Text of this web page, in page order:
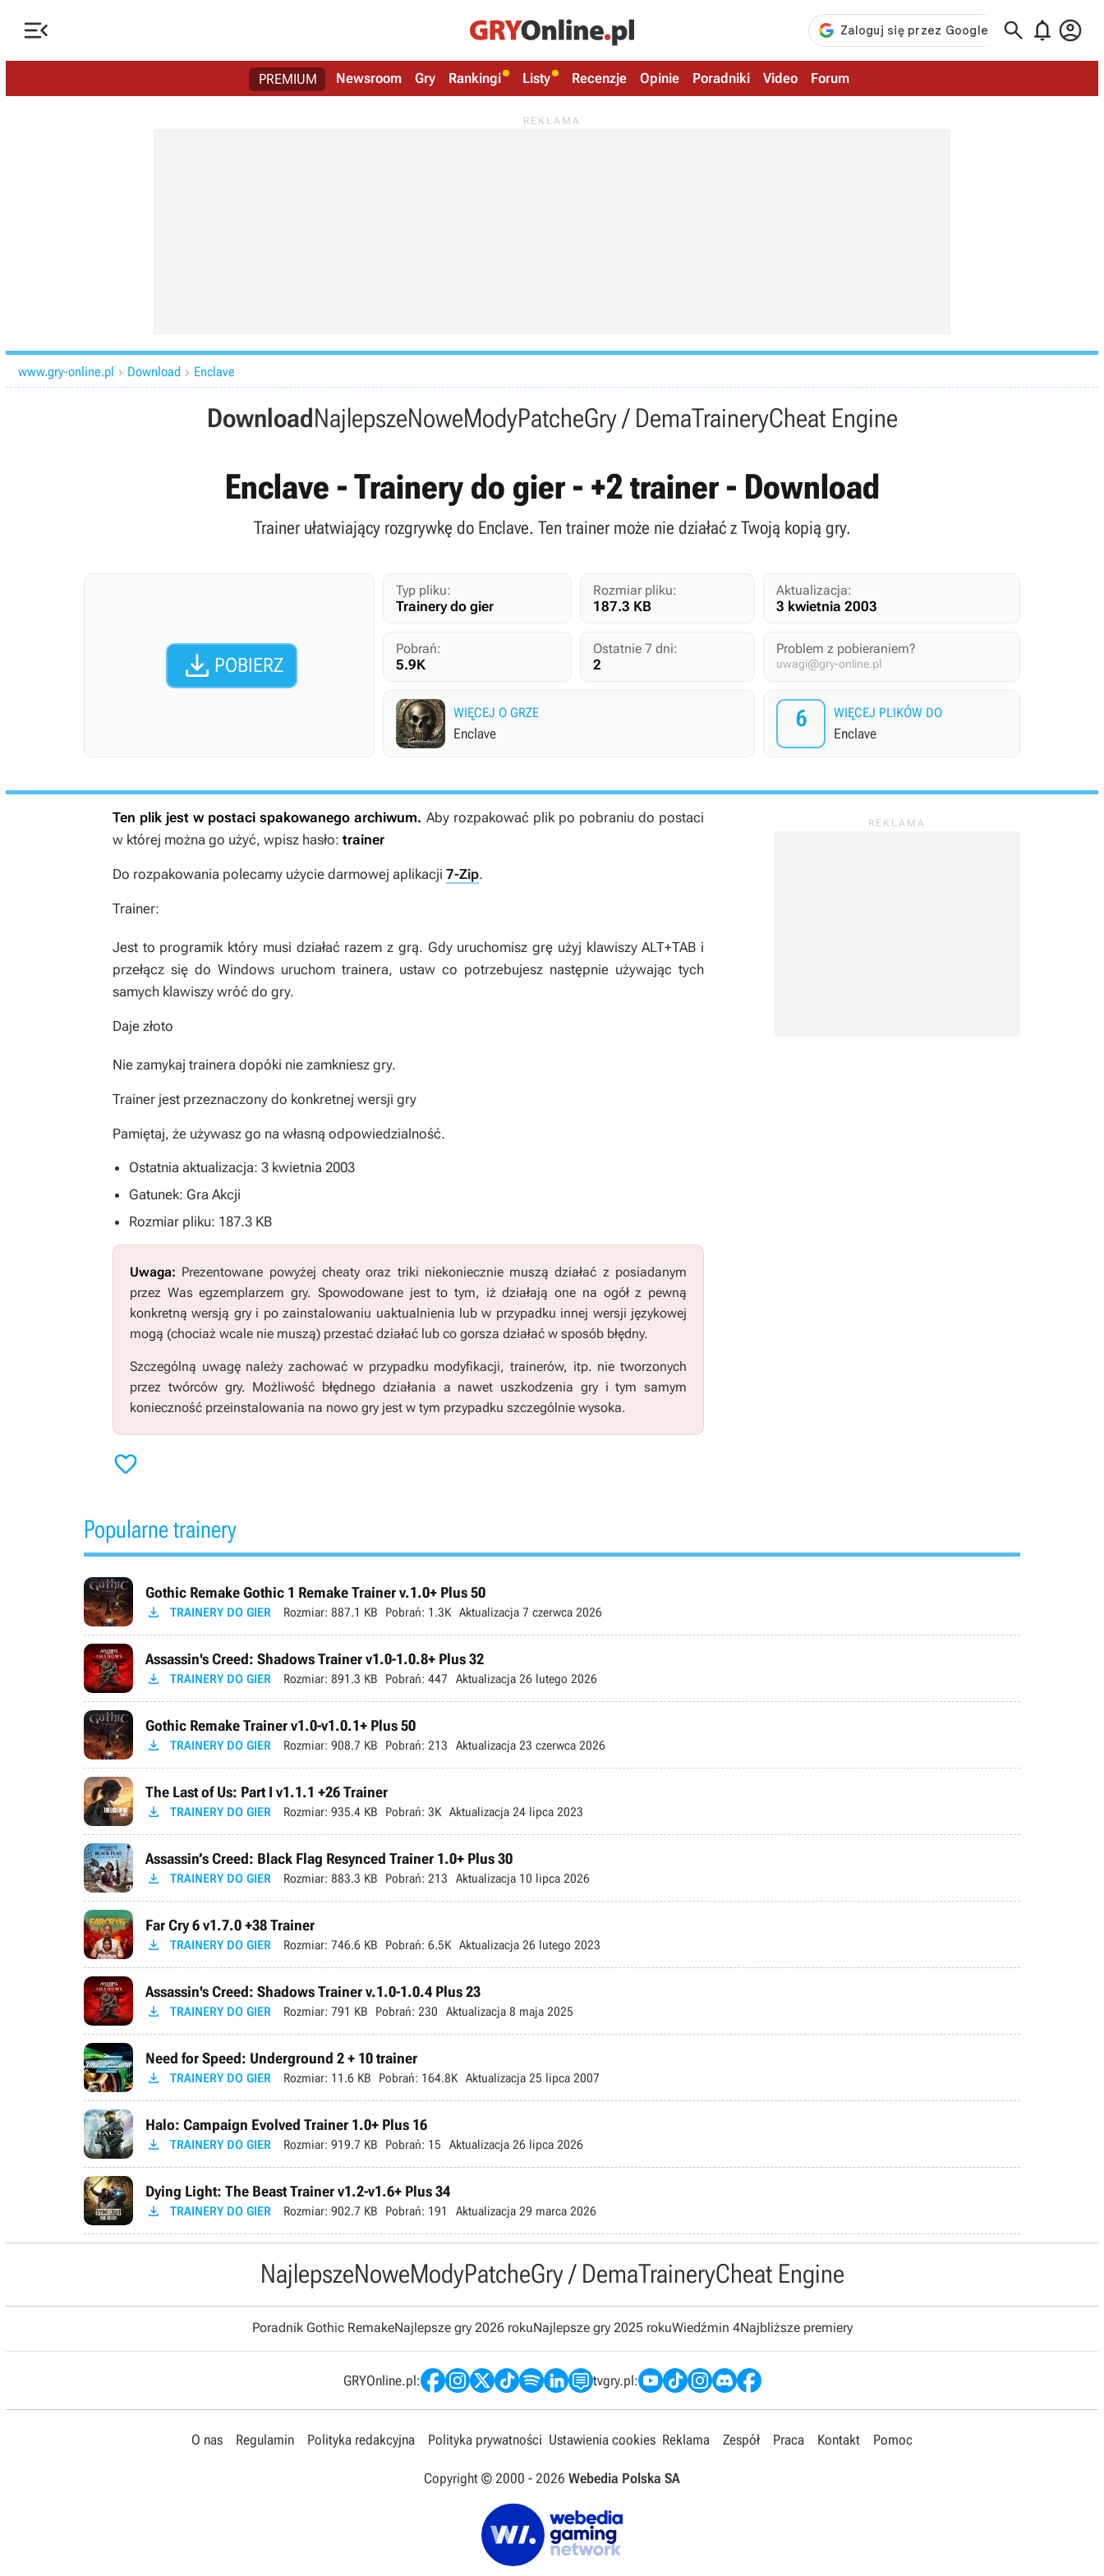
   
PREMIUM Newsroom Gry Rankingi Listy Recenzje Opinie Poradniki Video Forum
www.gry-online.pl  Download  Enclave
DownloadNajlepszeNoweModyPatcheGry / DemaTraineryCheat Engine
Enclave - Trainery do gier - +2 trainer - Download
Trainer ułatwiający rozgrywkę do Enclave. Ten trainer może nie działać z Twoją kopią gry.
 POBIERZ
Typ pliku:
Trainery do gier
Rozmiar pliku:
187.3 KB
Aktualizacja:
3 kwietnia 2003
Pobrań:
5.9K
Ostatnie 7 dni:
2
Problem z pobieraniem?
uwagi@gry-online.pl
WIĘCEJ O GRZE
Enclave
6 WIĘCEJ PLIKÓW DO
Enclave
Ten plik jest w postaci spakowanego archiwum. Aby rozpakować plik po pobraniu do postaci
w której można go użyć, wpisz hasło: trainer
Do rozpakowania polecamy użycie darmowej aplikacji 7-Zip.
Trainer:
Jest to programik który musi działać razem z grą. Gdy uruchomisz grę użyj klawiszy ALT+TAB i
przełącz się do Windows uruchom trainera, ustaw co potrzebujesz następnie używając tych
samych klawiszy wróć do gry.
Daje złoto
Nie zamykaj trainera dopóki nie zamkniesz gry.
Trainer jest przeznaczony do konkretnej wersji gry
Pamiętaj, że używasz go na własną odpowiedzialność.
Ostatnia aktualizacja: 3 kwietnia 2003
Gatunek: Gra Akcji
Rozmiar pliku: 187.3 KB
Uwaga: Prezentowane powyżej cheaty oraz triki niekoniecznie muszą działać z posiadanym
przez Was egzemplarzem gry. Spowodowane jest to tym, iż działają one na ogół z pewną
konkretną wersją gry i po zainstalowaniu uaktualnienia lub w przypadku innej wersji językowej
mogą (chociaż wcale nie muszą) przestać działać lub co gorsza działać w sposób błędny.
Szczególną uwagę należy zachować w przypadku modyfikacji, trainerów, itp. nie tworzonych
przez twórców gry. Możliwość błędnego działania a nawet uszkodzenia gry i tym samym
konieczność przeinstalowania na nowo gry jest w tym przypadku szczególnie wysoka.

Popularne trainery
Gothic Remake Gothic 1 Remake Trainer v.1.0+ Plus 50
 TRAINERY DO GIER Rozmiar: 887.1 KB Pobrań: 1.3K Aktualizacja 7 czerwca 2026
Assassin's Creed: Shadows Trainer v1.0-1.0.8+ Plus 32
 TRAINERY DO GIER Rozmiar: 891.3 KB Pobrań: 447 Aktualizacja 26 lutego 2026
Gothic Remake Trainer v1.0-v1.0.1+ Plus 50
 TRAINERY DO GIER Rozmiar: 908.7 KB Pobrań: 213 Aktualizacja 23 czerwca 2026
The Last of Us: Part I v1.1.1 +26 Trainer
 TRAINERY DO GIER Rozmiar: 935.4 KB Pobrań: 3K Aktualizacja 24 lipca 2023
Assassin’s Creed: Black Flag Resynced Trainer 1.0+ Plus 30
 TRAINERY DO GIER Rozmiar: 883.3 KB Pobrań: 213 Aktualizacja 10 lipca 2026
Far Cry 6 v1.7.0 +38 Trainer
 TRAINERY DO GIER Rozmiar: 746.6 KB Pobrań: 6.5K Aktualizacja 26 lutego 2023
Assassin's Creed: Shadows Trainer v.1.0-1.0.4 Plus 23
 TRAINERY DO GIER Rozmiar: 791 KB Pobrań: 230 Aktualizacja 8 maja 2025
Need for Speed: Underground 2 + 10 trainer
 TRAINERY DO GIER Rozmiar: 11.6 KB Pobrań: 164.8K Aktualizacja 25 lipca 2007
Halo: Campaign Evolved Trainer 1.0+ Plus 16
 TRAINERY DO GIER Rozmiar: 919.7 KB Pobrań: 15 Aktualizacja 26 lipca 2026
Dying Light: The Beast Trainer v1.2-v1.6+ Plus 34
 TRAINERY DO GIER Rozmiar: 902.7 KB Pobrań: 191 Aktualizacja 29 marca 2026
NajlepszeNoweModyPatcheGry / DemaTraineryCheat Engine
Poradnik Gothic RemakeNajlepsze gry 2026 rokuNajlepsze gry 2025 rokuWiedźmin 4Najbliższe premiery
GRYOnline.pl: tvgry.pl:
O nas Regulamin Polityka redakcyjna Polityka prywatności Ustawienia cookies Reklama Zespół Praca Kontakt Pomoc
Copyright © 2000 - 2026 Webedia Polska SA